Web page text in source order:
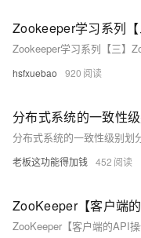
hsfxuebao 920
分布式系统的一致性级别划
老板这功能得加钱 452
ZooKeeper【客户端
ZooKeeper【客户端的API操